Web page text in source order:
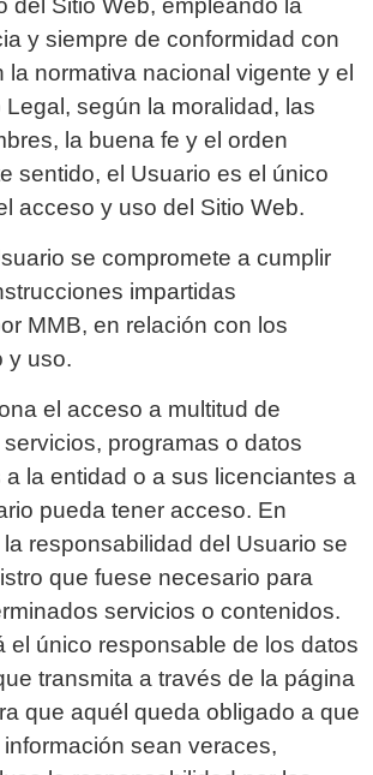
y siempre de conformidad con
la normativa nacional vigente y el
Legal, según la moralidad, las
la buena fe y el orden
sentido, el Usuario es el único
acceso y uso del Sitio Web.
se compromete a cumplir
impartidas
MMB, en relación con los
y uso.
el acceso a multitud de
programas o datos
la entidad o a sus licenciantes a
pueda tener acceso. En
responsabilidad del Usuario se
que fuese necesario para
servicios o contenidos.
el único responsable de los datos
transmita a través de la página
que aquél queda obligado a que
sean veraces,